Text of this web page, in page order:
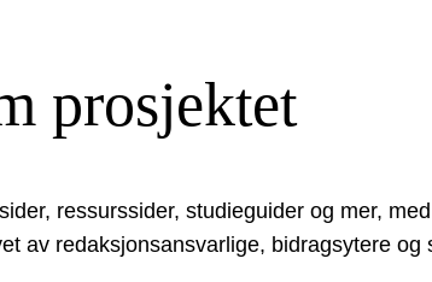
prosjektet
ressurssider, studieguider og mer,
av redaksjonsansvarlige, bidragsytere og